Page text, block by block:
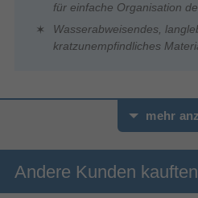
für einfache Organisation
Wasserabweisendes,
kratzunempfindliches
Pack’s ein: Alles, was du
Praktisch, robust und immer
Erledigungen machst oder einfach
die Lenkertasche mit 3 kg
mehr
Andere Kunden